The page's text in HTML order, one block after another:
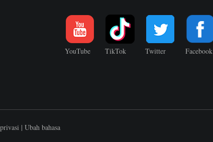
YouTube TikTok Twitter Facebook
| Ubah bahasa